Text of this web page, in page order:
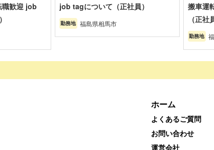
職歓迎 job
job tagについて（正社員）
勤務地 福島県相馬市
搬車運
（正社
勤務地
ホーム
よくあるご質問
お問い合わせ
運営会社